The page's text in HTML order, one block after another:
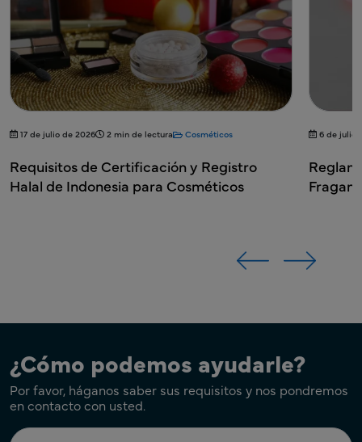
Registro
6 de julio de 2026 1 min de lectura Cosméticos
Reglamentaciones sobre Alérgenos
Fragancias: Guía para la UE y
¿Cómo podemos ayudarle?
Por favor, háganos saber sus requisitos y nos pondremos
en contacto con usted.